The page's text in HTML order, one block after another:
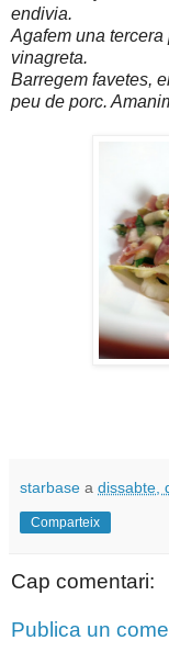
endivia.
Agafem una
vinagreta.
Barregem favetes,
peu de porc.
starbase a dissabte,
Comparteix
Cap comentari:
Publica un